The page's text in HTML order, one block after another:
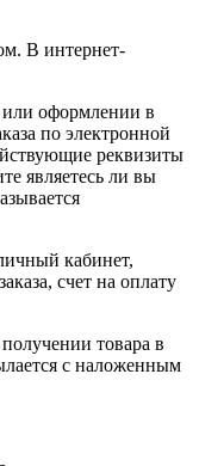
В интернет-
или оформлении в
по электронной
реквизиты
являетесь ли вы
кабинет,
счет на оплату
товара в
с наложенным